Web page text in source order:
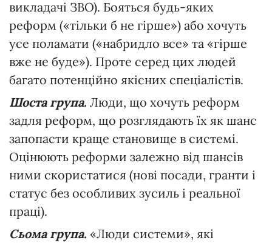
викладачі ЗВО). Бояться будь-яких
реформ («тільки б не гірше») або хочуть
усе поламати («набридло все» та «гірше
вже не буде»). Проте серед цих людей
багато потенційно якісних спеціалістів.
Шоста група. Люди, що хочуть реформ
задля реформ, що розглядають їх як шанс
запопасти краще становище в системі.
Оцінюють реформи залежно від шансів
ними скористатися (нові посади, гранти і
статус без особливих зусиль і реальної
праці).
Сьома група. «Люди системи», які